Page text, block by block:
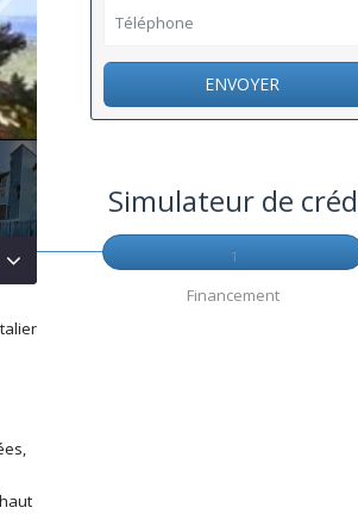
ENVOYER
Simulateur de
1
Financement